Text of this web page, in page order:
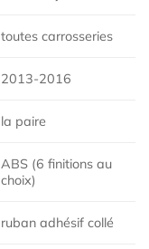
toutes carrosseries
2013-2016
la paire
ABS (6 finitions au
choix)
ruban adhésif collé